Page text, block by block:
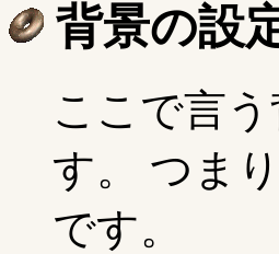
背景の設
ここで言
す。 つま
です。